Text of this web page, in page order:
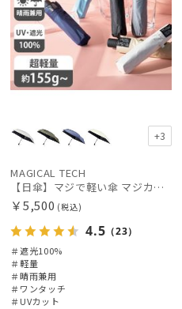
+3
MAGICAL TECH
【日傘】マジで軽い傘 マジカルテックプロテクション(MAGICAL TECH PROTECTION) 50cm 晴雨兼用傘自動開閉折りたたみ日傘 一級遮光100% UV 軽量 機能性 人気
￥5,500 (税込)
4.5 （23）
＃遮光100%
＃軽量
＃晴雨兼用
＃ワンタッチ
＃UVカット